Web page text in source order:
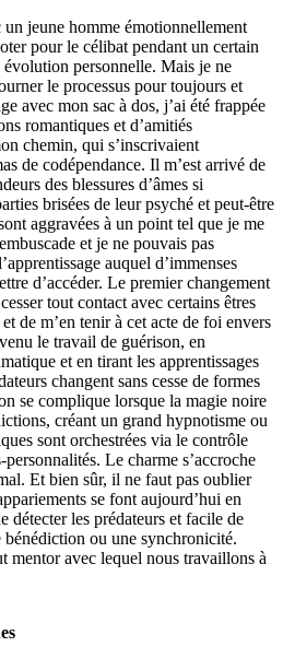
jeune homme émotionnellement
pour le célibat pendant un certain
personnelle. Mais je ne
le processus pour toujours et
avec mon sac à dos, j’ai été frappée
romantiques et d’amitiés
chemin, qui s’inscrivaient
de codépendance. Il m’est arrivé de
des blessures d’âmes si
brisées de leur psyché et peut-être
aggravées à un point tel que je me
et je ne pouvais pas
auquel d’immenses
d’accéder. Le premier changement
tout contact avec certains êtres
de m’en tenir à cet acte de foi envers
le travail de guérison, en
et en tirant les apprentissages
changent sans cesse de formes
se complique lorsque la magie noire
créant un grand hypnotisme ou
sont orchestrées via le contrôle
Le charme s’accroche
Et bien sûr, il ne faut pas oublier
se font aujourd’hui en
les prédateurs et facile de
ou une synchronicité.
mentor avec lequel nous travaillons à